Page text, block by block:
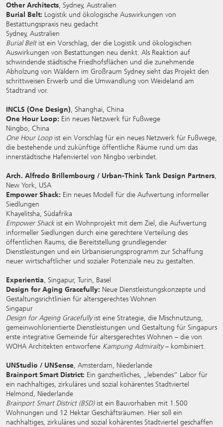
Other Architects, Sydney, Australien
Burial Belt: Logistik und ökologische Auswirkungen von
Bestattungspraxis neu gedacht
Sydney, Australien
Burial Beltist ein Vorschlag, der die Logistik und ökologischen
Auswirkungen von Bestattungen neu denkt. Als Reaktion auf
schwindende städtische Friedhofsflächen und die zunehmende
Abholzung von Wäldern im Großraum Sydney sieht das Projekt den
schrittweisen Erwerb und die Umwandlung von Weideland am
Stadtrand vor.
INCLS (One Design), Shanghai, China
One Hour Loop: Ein neues Netzwerk für Fußwege
Ningbo, China
One Hour Loop ist ein Vorschlag für ein neues Netzwerk für Fußwege,
die bestehende und zukünftige öffentliche Räume rund um das
innerstädtische Hafenviertel von Ningbo verbindet.
Arch. Alfredo Brillembourg / Urban-Think Tank Design Partners,
New York, USA
Empower Shack: Ein neues Modell für die Aufwertung informeller
Siedlungen
Khayelitsha, Südafrika
Empower Shackist ein Wohnprojekt mit dem Ziel, die Aufwertung
informeller Siedlungen durch eine gerechtere Verteilung des
öffentlichen Raums, die Bereitstellung grundlegender
Dienstleistungen und ein Urbanisierungsprogramm zur Schaffung
neuer wirtschaftlicher und sozialer Potenziale neu zu gestalten.
Experientia, Singapur, Turin, Basel
Design for Aging Gracefully: Neue Dienstleistungskonzepte und
Gestaltungsrichtlinien für altersgerechtes Wohnen
Singapur
Design for Ageing Gracefullyist eine Strategie, die Mischnutzung,
gemeinwohlorientierte Dienstleistungen und Gestaltung für Singapurs
erste integrative Gemeinde für altersgerechtes Wohnen – die von
WOHA Architekten entworfene Kampung Admiralty– kombiniert.
UNStudio / UNSense, Amsterdam, Niederlande
Brainport Smart District: Ein ganzheitliches, „lebendes“ Labor für
ein nachhaltiges, zirkuläres und sozial kohärentes Stadtviertel
Helmond, Niederlande
Brainport Smart District (BSD)ist ein Bauvorhaben mit 1.500
Wohnungen und 12 Hektar Geschäftsräumen. Hier soll ein
nachhaltiges, zirkuläres und sozial kohärentes Stadtviertel geschaffen